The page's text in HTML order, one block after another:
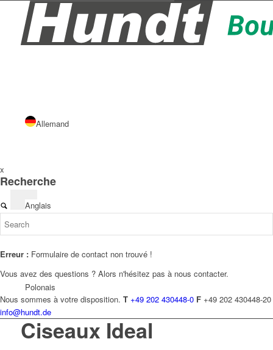
Allemand
Anglais
Polonais
x
Recherche
Erreur : Formulaire de contact non trouvé !
Vous avez des questions ? Alors n'hésitez pas à nous contacter.
Nous sommes à votre disposition. T +49 202 430448-0 F +49 202 430448-20
info@hundt.de
Ciseaux Ideal